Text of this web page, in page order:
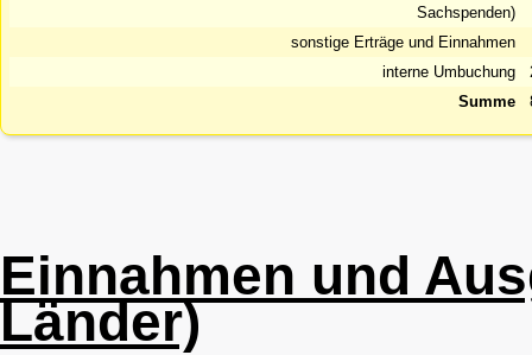
Sachspenden)
sonstige Erträge und Einnahmen
interne Umbuchung
Summe
Einnahmen und
Länder)